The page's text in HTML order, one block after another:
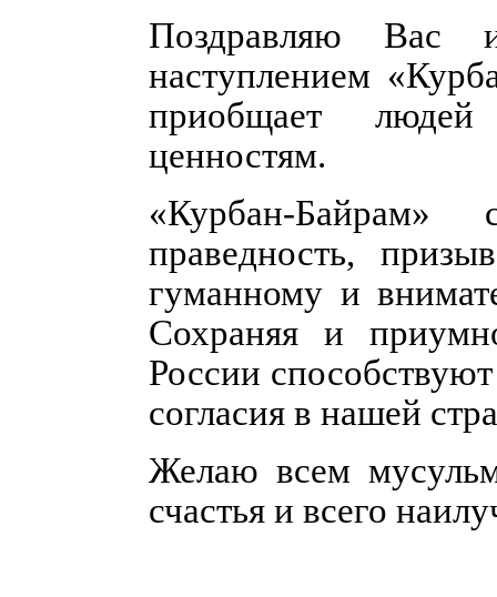
Поздравляю Вас
наступлением
приобщает
ценностям.
«Курбан-Байрам»
праведность,
гуманному и
Сохраняя и
России
согласия в нашей
Желаю всем
счастья и всего